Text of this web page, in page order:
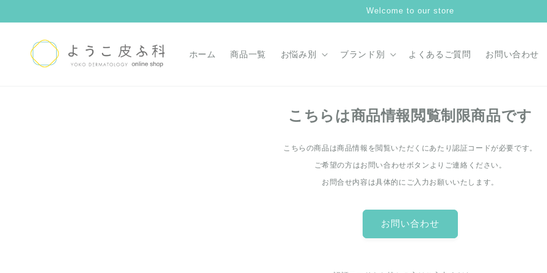
進む
Welcome to our store
ホーム 商品一覧 お悩み別 ブランド別 よくあるご質問 お問い合わせ
こちらは商品情報閲覧制限商品です
こちらの商品は商品情報を閲覧いただくにあたり認証コードが必要です。
ご希望の方はお問い合わせボタンよりご連絡ください。
お問合せ内容は具体的にご入力お願いいたします。
お問い合わせ